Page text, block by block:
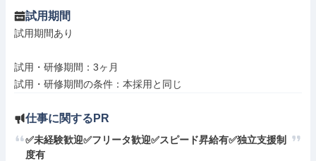
試用期間
試用期間あり
試用・研修期間：3ヶ月
仕事に関するPR
✅未経験歓迎✅フリータ歓迎✅スピード昇給有✅独立支援制
度有